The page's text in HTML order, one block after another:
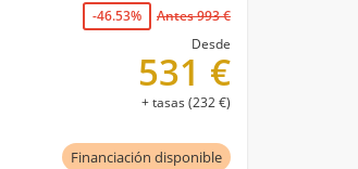
Financiación disponible
-46.53%
Antes 993 €
Desde
531 €
+ tasas (232 €)